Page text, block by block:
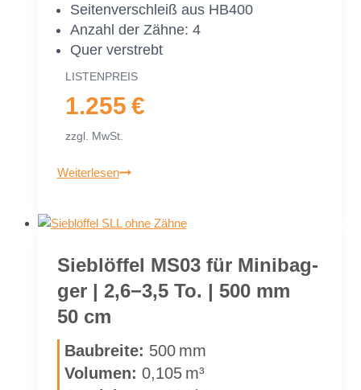
Sei­ten­ver­schleiß aus HB400
An­zahl der Zäh­ne: 4
Quer ver­strebt
LIS­TEN­PREIS
1.255 €
zzgl. MwSt.
WeiterlesenSieb­
MS03
Lock
für
bag­
Sieb­löf­fel MS03 für Mi­ni­bag­
ger | 2,6−3,5 To. | 500 mm
50 cm
Bau­brei­te: 500 mm
Vo­lu­men: 0,105 m³